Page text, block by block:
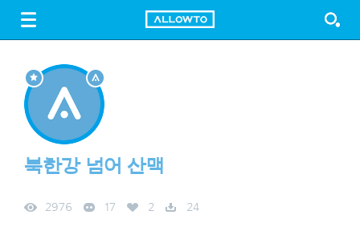
FREE DOWNLOAD
북한강 넘어 산맥
2976 17 2 24